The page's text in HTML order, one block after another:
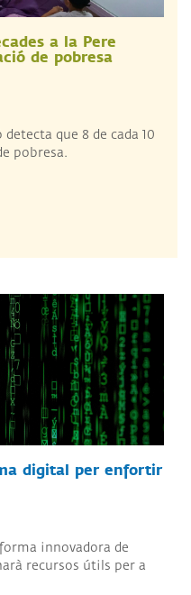
a la Pere
de pobresa
que 8 de cada 10
pobresa.
digital per enfortir
innovadora de
recursos útils per a